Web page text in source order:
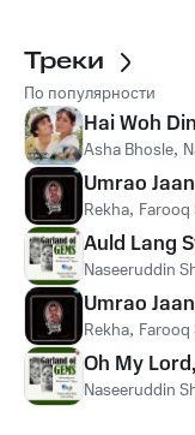
Треки
По популярности
Hai Woh
Asha Bhosle,
Umrao
Rekha, Farooq
Auld Lang
Naseeruddin
Umrao
Rekha, Farooq
Oh My
Naseeruddin